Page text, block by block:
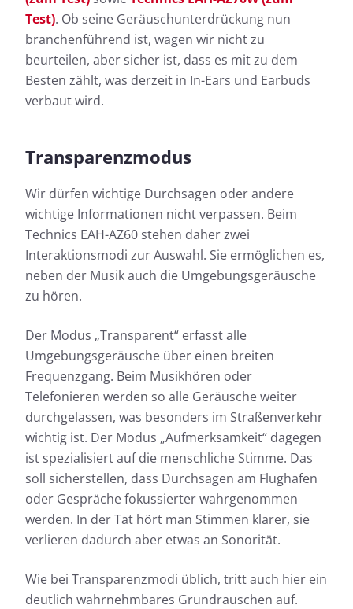
Test). Ob seine Geräuschunterdrückung nun
branchenführend ist, wagen wir nicht zu
beurteilen, aber sicher ist, dass es mit zu dem
Besten zählt, was derzeit in In-Ears und Earbuds
verbaut wird.
Transparenzmodus
Wir dürfen wichtige Durchsagen oder andere
wichtige Informationen nicht verpassen. Beim
Technics EAH-AZ60 stehen daher zwei
Interaktionsmodi zur Auswahl. Sie ermöglichen es,
neben der Musik auch die Umgebungsgeräusche
zu hören.
Der Modus „Transparent“ erfasst alle
Umgebungsgeräusche über einen breiten
Frequenzgang. Beim Musikhören oder
Telefonieren werden so alle Geräusche weiter
durchgelassen, was besonders im Straßenverkehr
wichtig ist. Der Modus „Aufmerksamkeit“ dagegen
ist spezialisiert auf die menschliche Stimme. Das
soll sicherstellen, dass Durchsagen am Flughafen
oder Gespräche fokussierter wahrgenommen
werden. In der Tat hört man Stimmen klarer, sie
verlieren dadurch aber etwas an Sonorität.
Wie bei Transparenzmodi üblich, tritt auch hier ein
deutlich wahrnehmbares Grundrauschen auf.